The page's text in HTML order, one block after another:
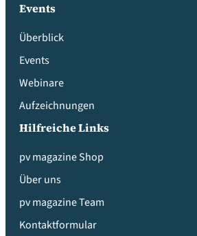
Events
Überblick
Events
Webinare
Aufzeichnungen
Hilfreiche Links
pv magazine Shop
Über uns
pv magazine Team
Kontaktformular